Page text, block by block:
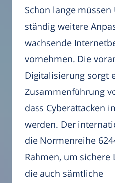
Schon lange
ständig weitere
wachsende
vornehmen. Die
Digitalisierung sorgt
Zusammenführung
dass Cyberattacken
werden. Der
die Normenreihe
Rahmen, um sichere
die auch sämtliche